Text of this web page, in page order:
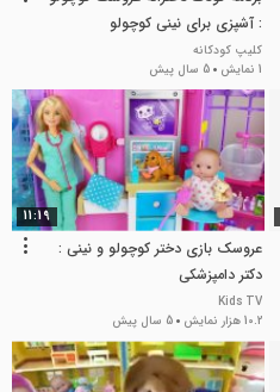
: آشپزی برای نینی کوچولو
کلیپ کودکانه
1 نمایش
5 سال پیش
11:19
عروسک بازی دختر کوچولو و نینی :
دکتر دامپزشکی
Kids TV
10.2 هزار نمایش
5 سال پیش